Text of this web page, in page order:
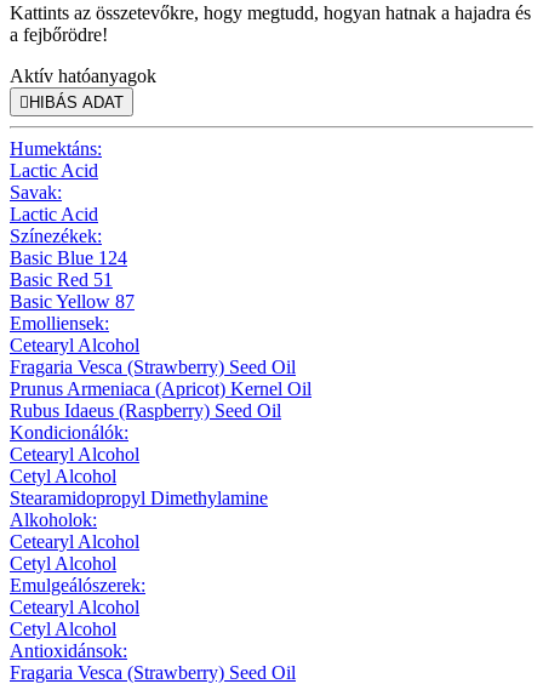
Kattints az összetevőkre, hogy megtudd, hogyan hatnak a hajadra és
a fejbőrödre!
Aktív hatóanyagok
HIBÁS ADAT
Humektáns:
Lactic Acid
Savak:
Lactic Acid
Színezékek:
Basic Blue 124
Basic Red 51
Basic Yellow 87
Emolliensek:
Cetearyl Alcohol
Fragaria Vesca (Strawberry) Seed Oil
Prunus Armeniaca (Apricot) Kernel Oil
Rubus Idaeus (Raspberry) Seed Oil
Kondicionálók:
Cetearyl Alcohol
Cetyl Alcohol
Stearamidopropyl Dimethylamine
Alkoholok:
Cetearyl Alcohol
Cetyl Alcohol
Emulgeálószerek:
Cetearyl Alcohol
Cetyl Alcohol
Antioxidánsok:
Fragaria Vesca (Strawberry) Seed Oil